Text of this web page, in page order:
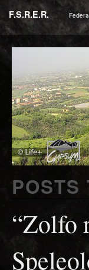
F.S.R.E.R.
POSTS
“Zolfo